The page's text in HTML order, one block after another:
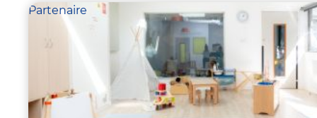
Partenaire